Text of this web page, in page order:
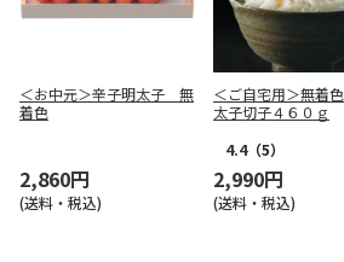
＜お中元＞辛子明太子 無
着色
2,860円
(送料・税込)
＜ご自宅用＞無着
太子切子４６０ｇ
4.4（5）
2,990円
(送料・税込)